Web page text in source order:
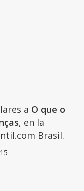
a O que o
, en la
Brasil.